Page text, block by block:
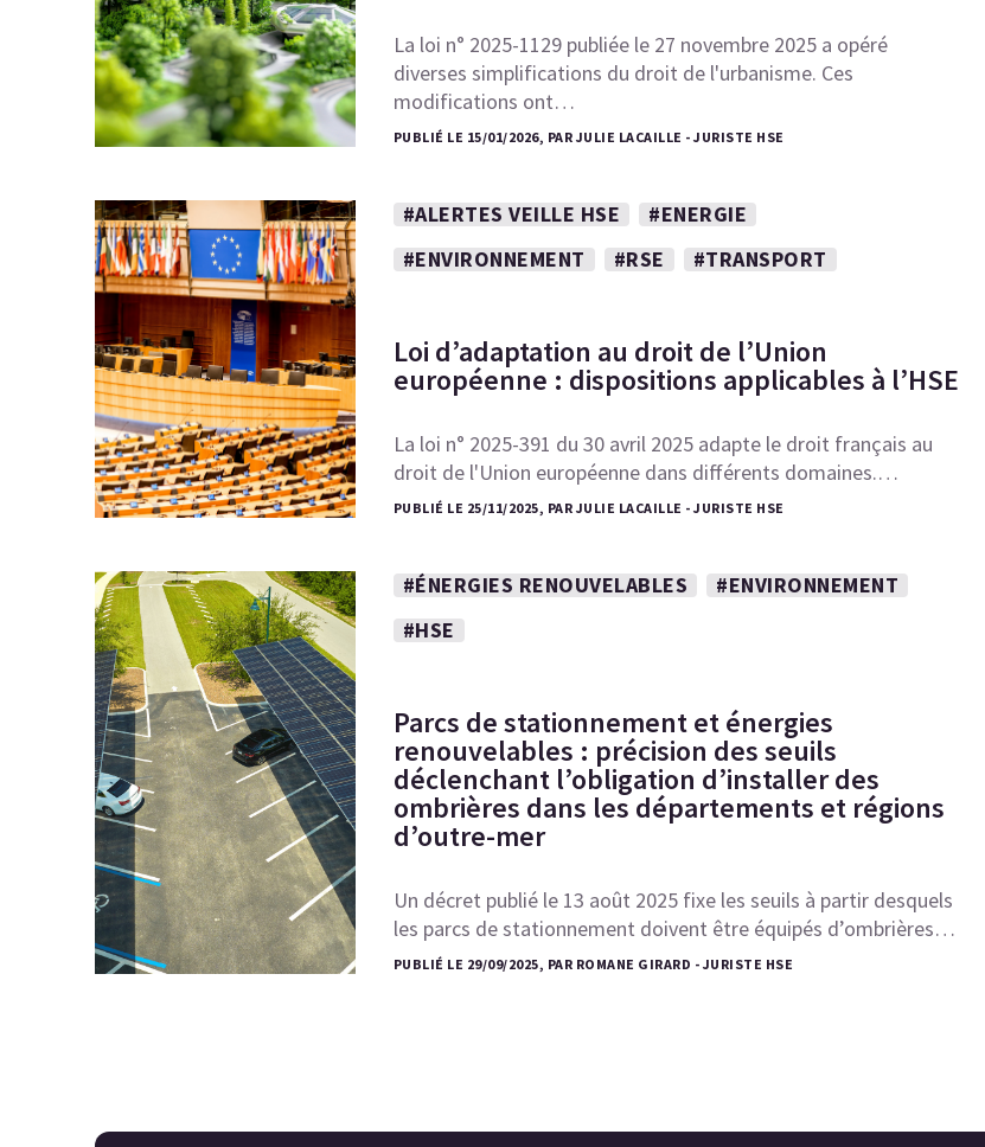
La loi n° 2025-1129 publiée le 27 novembre 2025 a opéré
diverses simplifications du droit de l'urbanisme. Ces
modifications ont…
PUBLIÉ LE 15/01/2026, PAR JULIE LACAILLE - JURISTE HSE
#ALERTES VEILLE HSE
#ENERGIE
#ENVIRONNEMENT
#RSE #TRANSPORT
Loi d’adaptation au droit de l’Union
européenne : dispositions applicables à l’HSE
La loi n° 2025-391 du 30 avril 2025 adapte le droit français au
droit de l'Union européenne dans différents domaines.…
PUBLIÉ LE 25/11/2025, PAR JULIE LACAILLE - JURISTE HSE
#ÉNERGIES RENOUVELABLES
#ENVIRONNEMENT
#HSE
Parcs de stationnement et énergies
renouvelables : précision des seuils
déclenchant l’obligation d’installer des
ombrières dans les départements et régions
d’outre-mer
Un décret publié le 13 août 2025 fixe les seuils à partir desquels
les parcs de stationnement doivent être équipés d’ombrières…
PUBLIÉ LE 29/09/2025, PAR ROMANE GIRARD - JURISTE HSE